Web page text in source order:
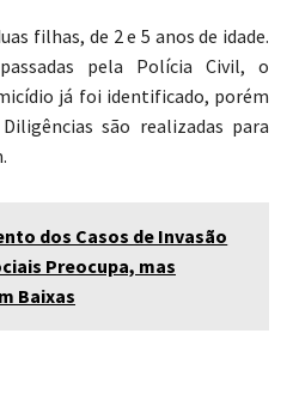
filhas, de 2 e 5 anos de idade.
pela Polícia Civil, o
já foi identificado, porém
são realizadas para
dos Casos de Invasão
Preocupa, mas
Baixas